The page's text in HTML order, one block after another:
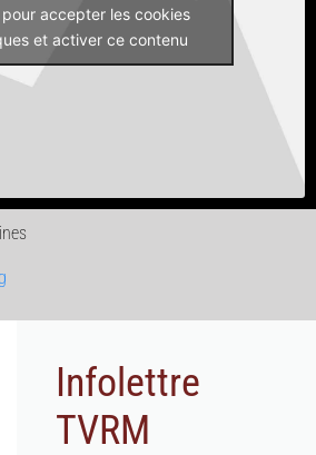
accepter les cookies
et activer ce contenu
Infolettre
TVRM